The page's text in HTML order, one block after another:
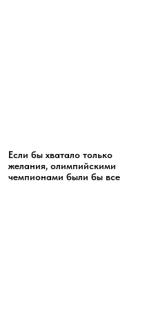
Если бы хватало только
желания, олимпийскими
чемпионами были бы все